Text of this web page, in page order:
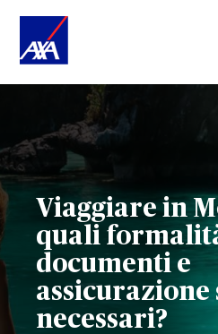
Viaggiare in
quali
documenti e
assicurazione
necessari?